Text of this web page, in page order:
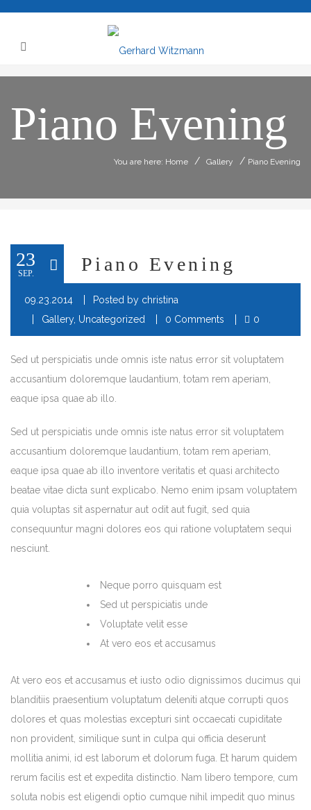
Piano Evening
You are here: Home / Gallery / Piano Evening
23
SEP. Piano Evening
09.23.2014 Posted by christina
Gallery, Uncategorized 0 Comments 0
Sed ut perspiciatis unde omnis iste natus error sit voluptatem
accusantium doloremque laudantium, totam rem aperiam,
eaque ipsa quae ab illo.
Sed ut perspiciatis unde omnis iste natus error sit voluptatem
accusantium doloremque laudantium, totam rem aperiam,
eaque ipsa quae ab illo inventore veritatis et quasi architecto
beatae vitae dicta sunt explicabo. Nemo enim ipsam voluptatem
quia voluptas sit aspernatur aut odit aut fugit, sed quia
consequuntur magni dolores eos qui ratione voluptatem sequi
nesciunt.
Neque porro quisquam est
Sed ut perspiciatis unde
Voluptate velit esse
At vero eos et accusamus
At vero eos et accusamus et iusto odio dignissimos ducimus qui
blanditiis praesentium voluptatum deleniti atque corrupti quos
dolores et quas molestias excepturi sint occaecati cupiditate
non provident, similique sunt in culpa qui officia deserunt
mollitia animi, id est laborum et dolorum fuga. Et harum quidem
rerum facilis est et expedita distinctio. Nam libero tempore, cum
soluta nobis est eligendi optio cumque nihil impedit quo minus